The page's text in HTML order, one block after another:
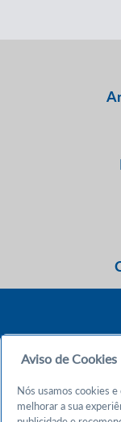
Aviso de Cookies
Nós usamos cookies
melhorar a sua